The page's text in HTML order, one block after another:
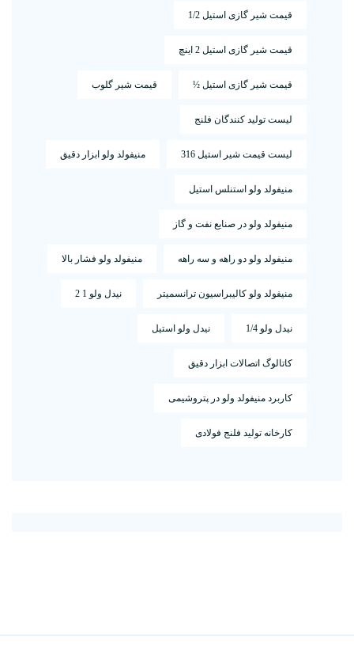
قیمت شیر گازی استیل 1/2
قیمت شیر گازی استیل 2 اینچ
قیمت شیر گازی استیل ½ قیمت شیر گلوب
لیست تولید کنندگان فلنج
لیست قیمت شیر استیل 316 منیفولد ولو ابزار دقیق
منیفولد ولو استنلس استیل
منیفولد ولو در صنایع نفت و گاز
منیفولد ولو دو راهه و سه راهه منیفولد ولو فشار بالا
منیفولد ولو کالیبراسیون ترانسمیتر نیدل ولو 1 2
نیدل ولو 1/4 نیدل ولو استیل
کاتالوگ اتصالات ابزار دقیق
کاربرد منیفولد ولو در پتروشیمی
کارخانه تولید فلنج فولادی